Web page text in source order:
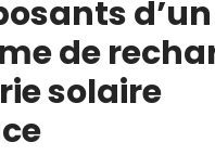
d’un
de
solaire